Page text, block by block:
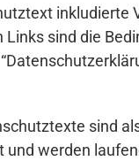
sind die
sind
werden